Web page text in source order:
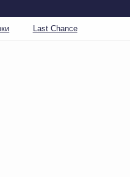
Last Chance